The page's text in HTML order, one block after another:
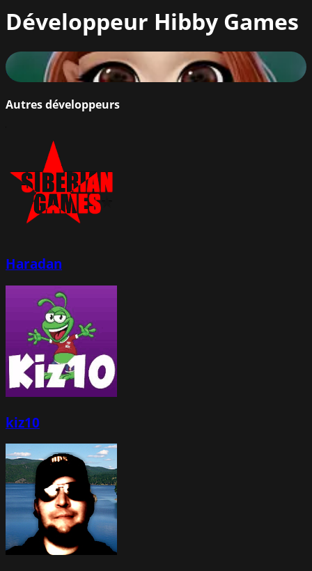
Développeur Hibby Games
Taya's Alphabet
80
Autres développeurs
Haradan
kiz10